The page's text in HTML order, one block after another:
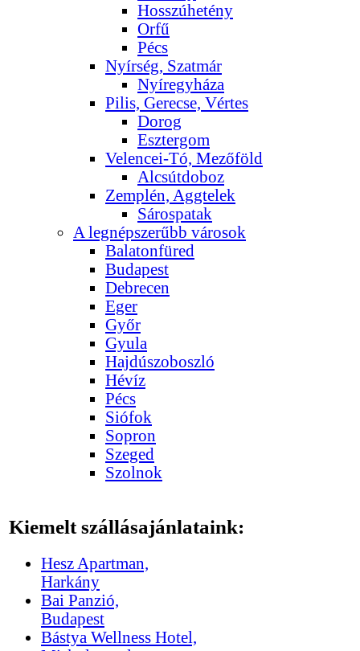
Hosszúhetény
Orfű
Pécs
Nyírség, Szatmár
Nyíregyháza
Pilis, Gerecse, Vértes
Dorog
Esztergom
Velencei-Tó, Mezőföld
Alcsútdoboz
Zemplén, Aggtelek
Sárospatak
A legnépszerűbb városok
Balatonfüred
Budapest
Debrecen
Eger
Győr
Gyula
Hajdúszoboszló
Hévíz
Pécs
Siófok
Sopron
Szeged
Szolnok
Kiemelt szállásajánlataink:
Hesz Apartman,
Harkány
Bai Panzió,
Budapest
Bástya Wellness Hotel,